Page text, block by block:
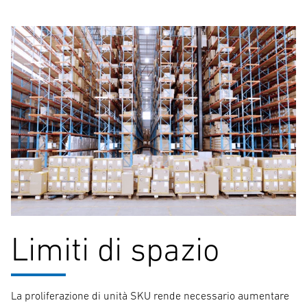
Limiti di spazio
La proliferazione di unità SKU rende necessario aumentare